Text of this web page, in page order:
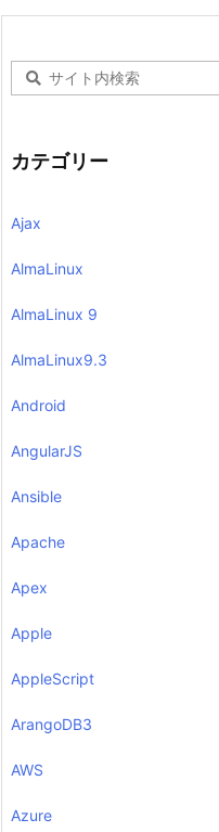
カテゴリー
Ajax
AlmaLinux
AlmaLinux 9
AlmaLinux9.3
Android
AngularJS
Ansible
Apache
Apex
Apple
AppleScript
ArangoDB3
AWS
Azure